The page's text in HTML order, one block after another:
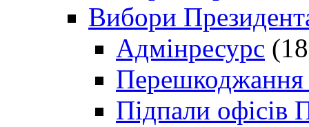
Вибори
Адмінресурс
Перешкоджання
Підпали офісів